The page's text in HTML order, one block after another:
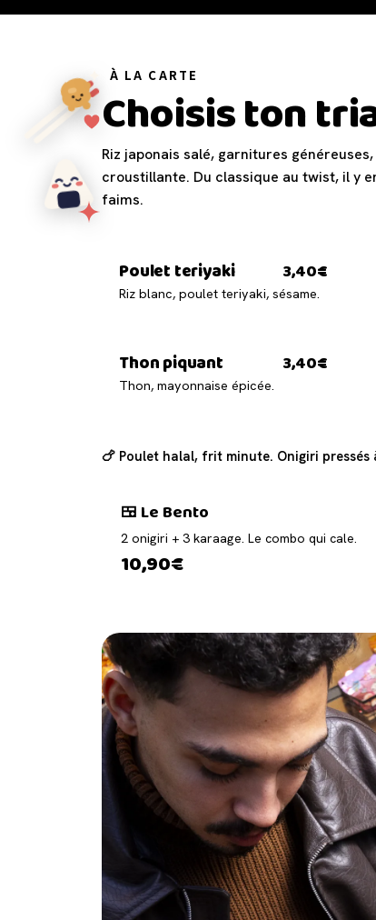
À LA CARTE
Choisis ton
Riz japonais salé, garnitures
croustillante. Du classique au twist, il y
faims.
Poulet teriyaki 3,40€
Riz blanc, poulet teriyaki, sésame.
Thon piquant 3,40€
Thon, mayonnaise épicée.
🍗 Poulet halal, frit minute. Onigiri
🍱 Le Bento
2 onigiri + 3 karaage. Le combo qui cale.
10,90€